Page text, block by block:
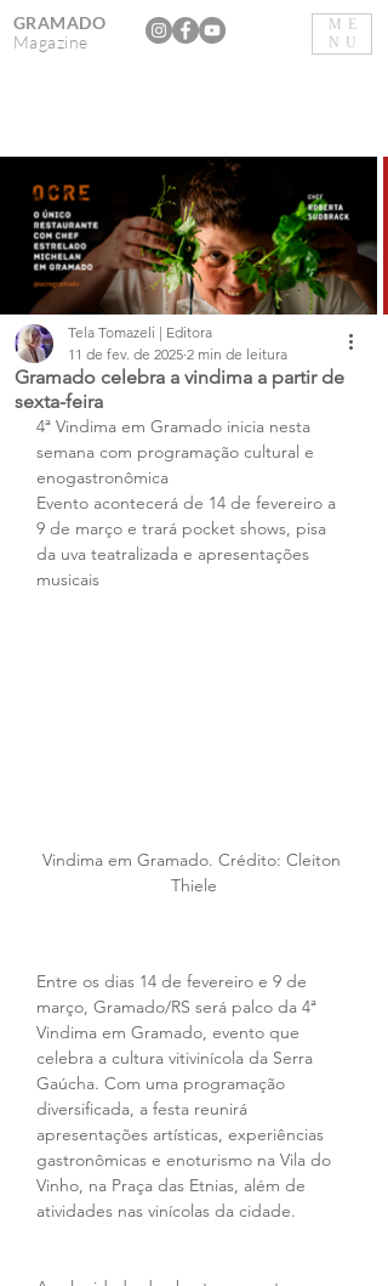
ME
NU
GRAMADO
Magazine
Gramado celebra a vindima a partir de
sexta-feira
Tela Tomazeli | Editora
11 de fev. de 2025 2 min de leitura
4ª Vindima em Gramado inicia nesta
semana com programação cultural e
enogastronômica
Evento acontecerá de 14 de fevereiro a
9 de março e trará pocket shows, pisa
da uva teatralizada e apresentações
musicais
Vindima em Gramado. Crédito: Cleiton
Thiele
Entre os dias 14 de fevereiro e 9 de
março, Gramado/RS será palco da 4ª
Vindima em Gramado, evento que
celebra a cultura vitivinícola da Serra
Gaúcha. Com uma programação
diversificada, a festa reunirá
apresentações artísticas, experiências
gastronômicas e enoturismo na Vila do
Vinho, na Praça das Etnias, além de
atividades nas vinícolas da cidade.